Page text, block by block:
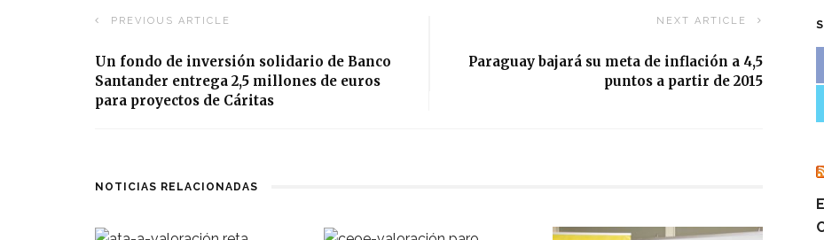
PREVIOUS ARTICLE
Un fondo de inversión solidario de Banco
Santander entrega 2,5 millones de euros
para proyectos de Cáritas
NEXT ARTICLE
Paraguay bajará su meta de inflación a 4,5
puntos a partir de 2015
NOTICIAS RELACIONADAS